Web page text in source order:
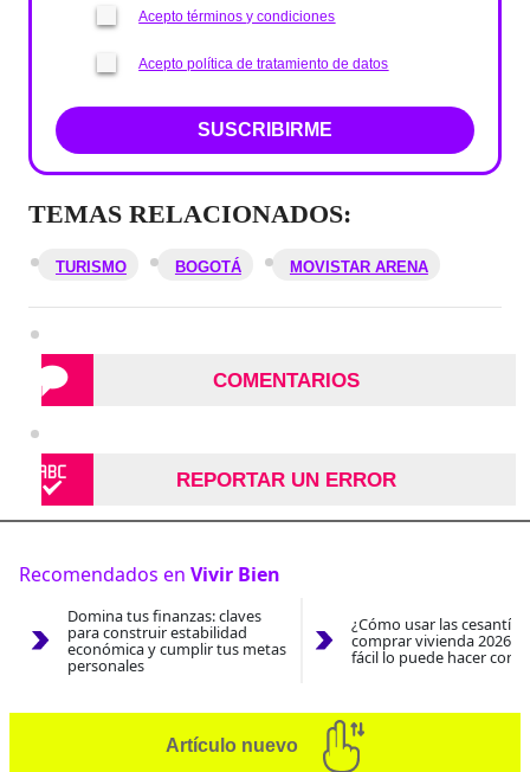
Acepto términos y condiciones
Acepto política de tratamiento de datos
SUSCRIBIRME
TEMAS RELACIONADOS:
TURISMO BOGOTÁ MOVISTAR ARENA
COMENTARIOS
REPORTAR UN ERROR
Recomendados en Vivir Bien
Domina tus finanzas: claves
para construir estabilidad
económica y cumplir tus metas
personales
¿Cómo usar las
comprar vivienda 2026?
fácil lo puede hacer con
Artículo nuevo